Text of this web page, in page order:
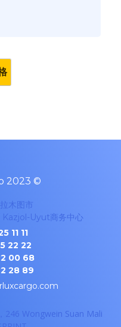
2023 ©
木图市
Kazjol-Uyut商务中心
11 11
22 22
00 68
28 89
246 Wongwein Suan Mali